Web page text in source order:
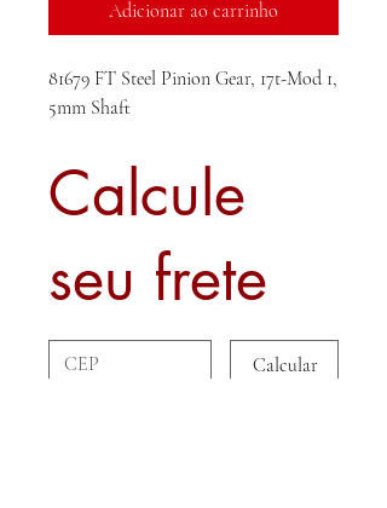
Adicionar ao carrinho
81679 FT Steel Pinion Gear, 17t-Mod 1,
5mm Shaft
Calcule
seu frete
Calcular